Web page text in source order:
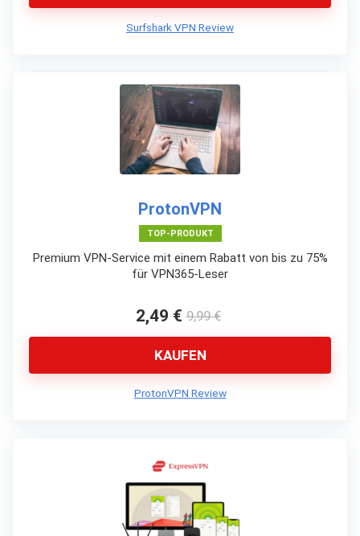
Surfshark VPN Review
ProtonVPN
TOP-PRODUKT
Premium VPN-Service mit einem Rabatt von bis zu 75%
für VPN365-Leser
2,49 € 9,99 €
KAUFEN
ProtonVPN Review